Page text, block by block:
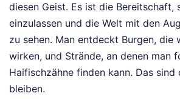
diesen Geist. Es ist die Bereitschaft,
einzulassen und die Welt mit den
zu sehen. Man entdeckt Burgen, die
wirken, und Strände, an denen man
Haifischzähne finden kann. Das sind
bleiben.